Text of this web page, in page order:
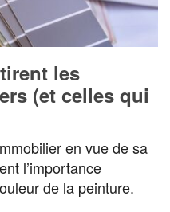
les
(et celles qui
en vue de sa
l’importance
de la peinture.